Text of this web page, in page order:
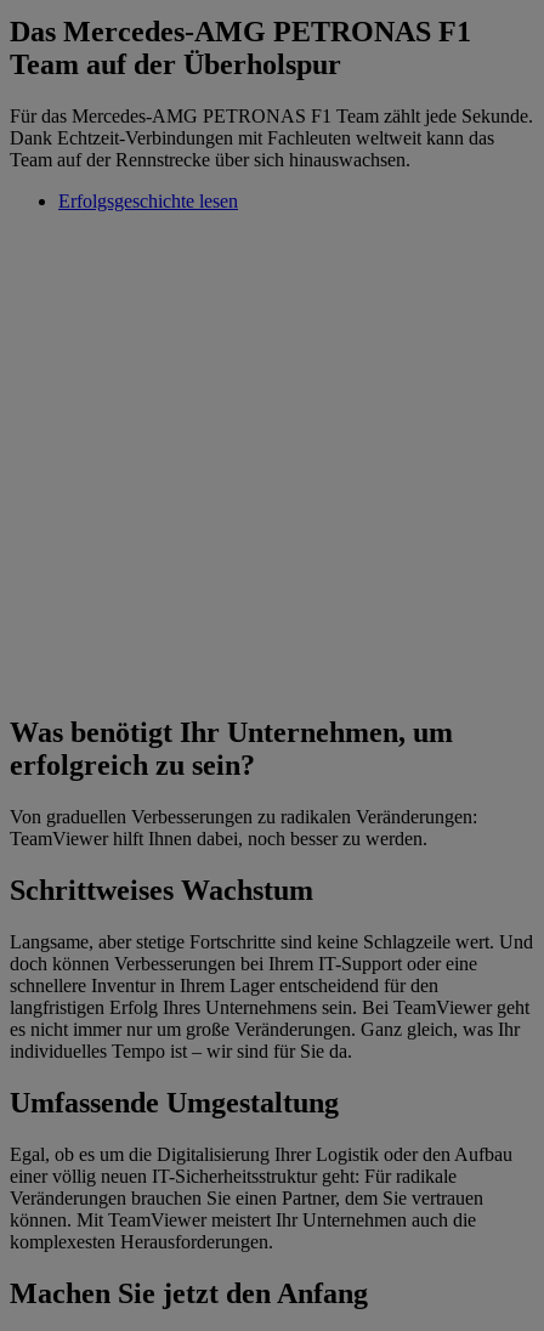
Das Mercedes-AMG PETRONAS F1
Team auf der Überholspur
Für das Mercedes-AMG PETRONAS F1 Team zählt jede Sekunde.
Dank Echtzeit-Verbindungen mit Fachleuten weltweit kann das
Team auf der Rennstrecke über sich hinauswachsen.
Erfolgsgeschichte lesen
Was benötigt Ihr Unternehmen, um
erfolgreich zu sein?
Von graduellen Verbesserungen zu radikalen Veränderungen:
TeamViewer hilft Ihnen dabei, noch besser zu werden.
Schrittweises Wachstum
Langsame, aber stetige Fortschritte sind keine Schlagzeile wert. Und
doch können Verbesserungen bei Ihrem IT-Support oder eine
schnellere Inventur in Ihrem Lager entscheidend für den
langfristigen Erfolg Ihres Unternehmens sein. Bei TeamViewer geht
es nicht immer nur um große Veränderungen. Ganz gleich, was Ihr
individuelles Tempo ist – wir sind für Sie da.
Umfassende Umgestaltung
Egal, ob es um die Digitalisierung Ihrer Logistik oder den Aufbau
einer völlig neuen IT-Sicherheitsstruktur geht: Für radikale
Veränderungen brauchen Sie einen Partner, dem Sie vertrauen
können. Mit TeamViewer meistert Ihr Unternehmen auch die
komplexesten Herausforderungen.
Machen Sie jetzt den Anfang